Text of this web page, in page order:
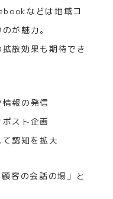
などは地域コ
が魅力。
散効果も期待でき
情報の発信
スト企画
認知を拡大
客の会話の場」と